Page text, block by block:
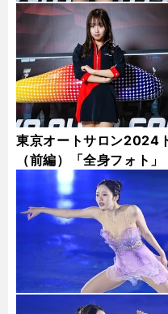
東京オートサロン2024
（前編）「全身フォト」